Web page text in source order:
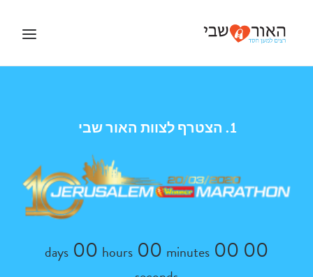
עלינו
נותן חסות
שאלות ותשובות
הרשם
הצטרף לצוות האור שבי
00
days 00 hours 00 minutes 00